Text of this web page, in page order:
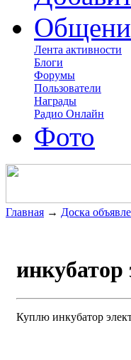
Лента активности
Блоги
Форумы
Пользователи
Награды
Радио Онлайн
Фото
Главная → Доска
инкубатор
Куплю инкубатор